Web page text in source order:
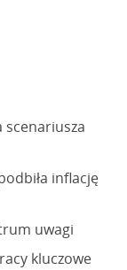
scenariusza
inflację
uwagi
kluczowe